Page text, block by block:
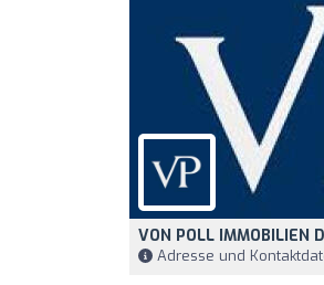
VON POLL IMMOBILIEN
Adresse und